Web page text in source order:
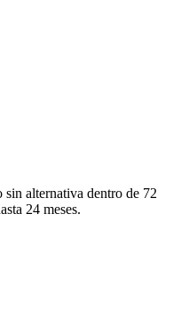
sin alternativa dentro de 72
24 meses.